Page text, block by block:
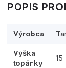
POPIS
Výrobca
Výška
topánky
15